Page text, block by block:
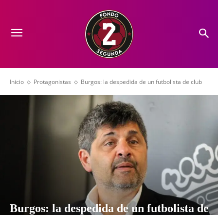
Inicio Protagonistas Burgos: la despedida de un futbolista de club
Burgos: la despedida de un futbolista de